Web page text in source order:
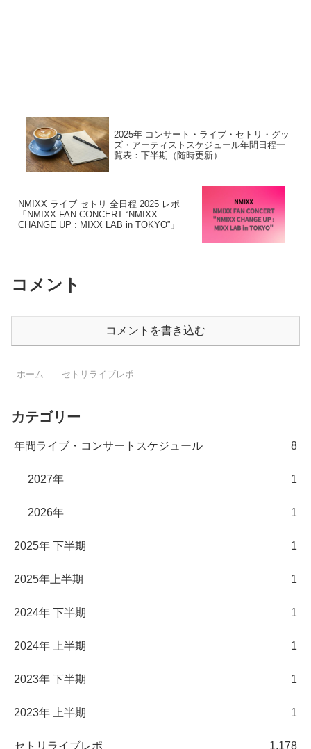
2025年 コンサート・ライブ・セトリ・グッ
ズ・アーティストスケジュール年間日程一
覧表：下半期（随時更新）
NMIXX ライブ セトリ 全日程 2025 レポ
「NMIXX FAN CONCERT “NMIXX
CHANGE UP : MIXX LAB in TOKYO”」
コメント
コメントを書き込む
ホーム セトリライブレポ
カテゴリー
年間ライブ・コンサートスケジュール 8
2027年 1
2026年 1
2025年 下半期 1
2025年上半期 1
2024年 下半期 1
2024年 上半期 1
2023年 下半期 1
2023年 上半期 1
セトリライブレポ 1,178